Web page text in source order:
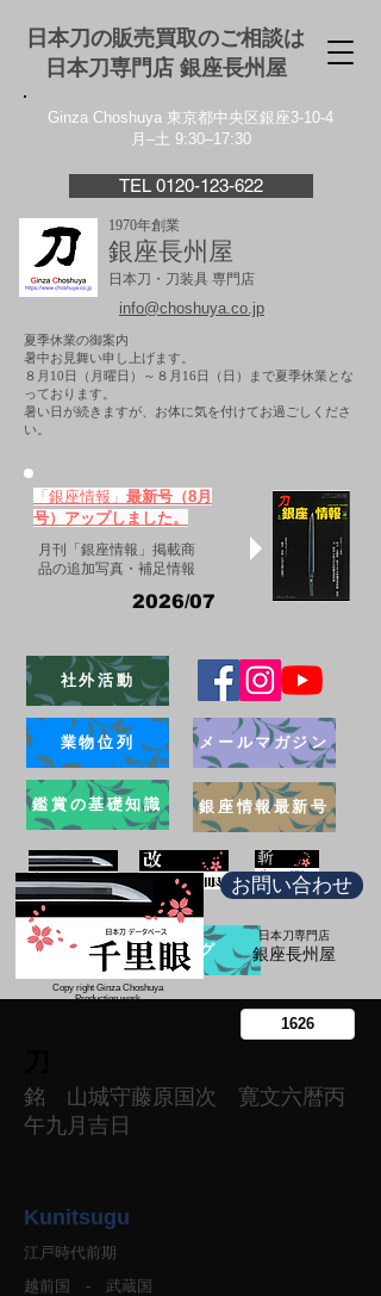
日本刀の販売買取のご相談は
日本刀専門店 銀座⻑州屋
Ginza Choshuya 東京都中央区銀座3-10-4
月–土 9:30–17:30
TEL 0120-123-622
1970年創業
銀座長州屋
日本刀・刀装具 専門店
info@choshuya.co.jp
夏季休業の御案内
暑中お見舞い申し上げます。
８月10日（月曜日）～８月16日（日）まで夏季休業とな
っております。
​暑い日が続きますが、お体に気を付けてお過ごしくださ
い。
「銀座情報」 最新号（8月
号）アップしました。
月刊「銀座情報」掲載商
品の追加写真・補足情報
2026/07
社外活動
業物位列
鑑賞の基礎知識
メールマガジン
銀座情報最新号
ブログ
お問い合わせ
日本刀専門店
​銀座長州屋
Copy right Ginza Choshuya
Production work
銘 山城守藤原国次 寛文六暦丙
午九月吉日
Kunitsugu
江戸時代前期
越前国 - 武蔵国